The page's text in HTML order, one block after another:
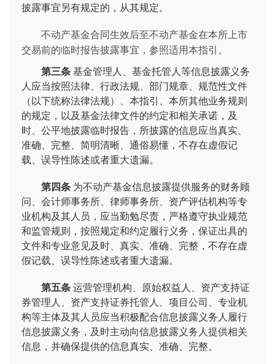
披露事宜另有规定的，从其规定。
不动产基金合同生效后至不动产基金在本所上市
交易前的临时报告披露事宜，参照适用本指引。
第三条 基金管理人、基金托管人等信息披露义务
人应当按照法律、行政法规、部门规章、规范性文件
（以下统称法律法规）、本指引、本所其他业务规则
的规定，以及基金法律文件的约定和相关承诺，及
时、公平地披露临时报告，所披露的信息应当真实、
准确、完整、简明清晰、通俗易懂，不存在虚假记
载、误导性陈述或者重大遗漏。
第四条 为不动产基金信息披露提供服务的财务顾
问、会计师事务所、律师事务所、资产评估机构等专
业机构及其人员，应当勤勉尽责，严格遵守执业规范
和监管规则，按照规定和约定履行义务，保证出具的
文件和专业意见及时、真实、准确、完整，不存在虚
假记载、误导性陈述或者重大遗漏。
第五条 运营管理机构、原始权益人、资产支持证
券管理人、资产支持证券托管人、项目公司、专业机
构等主体及其人员应当积极配合信息披露义务人履行
信息披露义务，及时主动向信息披露义务人提供相关
信息，并确保提供的信息真实、准确、完整。